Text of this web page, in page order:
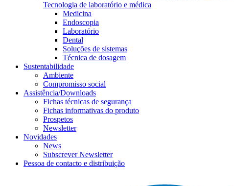
Tecnologia de laboratório e médica
Medicina
Endoscopia
Laboratório
Dental
Soluções de sistemas
Técnica de dosagem
Sustentabilidade
Ambiente
Compromisso social
Assistência/Downloads
Fichas técnicas de segurança
Fichas informativas do produto
Prospetos
Newsletter
Novidades
News
Subscrever Newsletter
Pessoa de contacto e distribuição